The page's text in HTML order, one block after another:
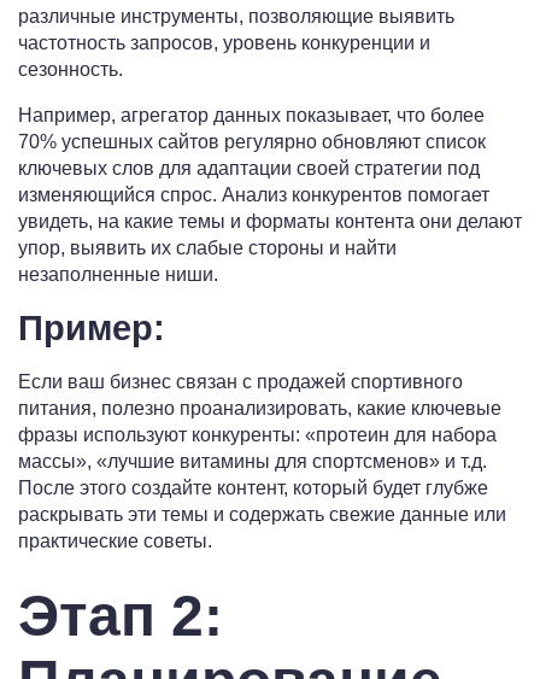
различные инструменты, позволяющие выявить
частотность запросов, уровень конкуренции и
сезонность.
Например, агрегатор данных показывает, что более
70% успешных сайтов регулярно обновляют список
ключевых слов для адаптации своей стратегии под
изменяющийся спрос. Анализ конкурентов помогает
увидеть, на какие темы и форматы контента они делают
упор, выявить их слабые стороны и найти
незаполненные ниши.
Пример:
Если ваш бизнес связан с продажей спортивного
питания, полезно проанализировать, какие ключевые
фразы используют конкуренты: «протеин для набора
массы», «лучшие витамины для спортсменов» и т.д.
После этого создайте контент, который будет глубже
раскрывать эти темы и содержать свежие данные или
практические советы.
Этап 2: